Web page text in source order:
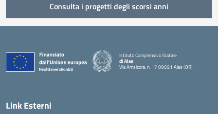
Consulta i progetti degli scorsi anni
Istituto Comprensivo Statale
di Ales
Via Amsicora, n. 17 09091 Ales (OR)
Link Esterni